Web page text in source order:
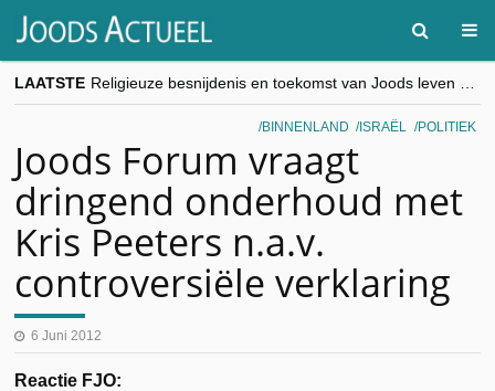
LAATSTE
“Besnijdenisdebat toont hoe moeilijk seculiere Westen minderheden begrijpt”, Jinnih Beels (Vooruit)
CITYTRIP | ROEMENIË – Boekarest: de verrassing van Oost-Europa
BINNENLAND ISRAËL POLITIEK
Joods Forum vraagt
dringend onderhoud met
Kris Peeters n.a.v.
controversiële verklaring
6 Juni 2012
Reactie FJO: